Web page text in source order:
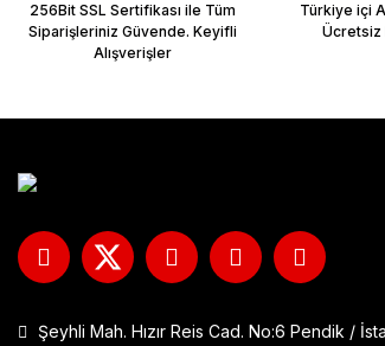
256Bit SSL Sertifikası ile Tüm
Siparişleriniz Güvende. Keyifli
Alışverişler
Türkiye içi
Ücretsiz
Şeyhli Mah. Hızır Reis Cad. No:6 Pendik /